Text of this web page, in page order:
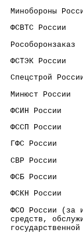
ФСВТС
ФСТЭК
Спецстрой
Минюст
ФСИН
ФССП
ГФС
СВР
ФСБ
ФСКН
ФСО России
средств,